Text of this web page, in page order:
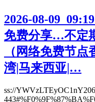
2026-08-
免费分享…不定
（网络免费节
湾|马来西亚|…
ss://